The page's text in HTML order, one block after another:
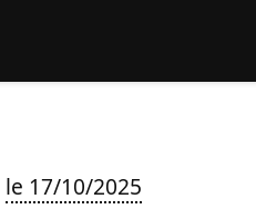
le 17/10/2025